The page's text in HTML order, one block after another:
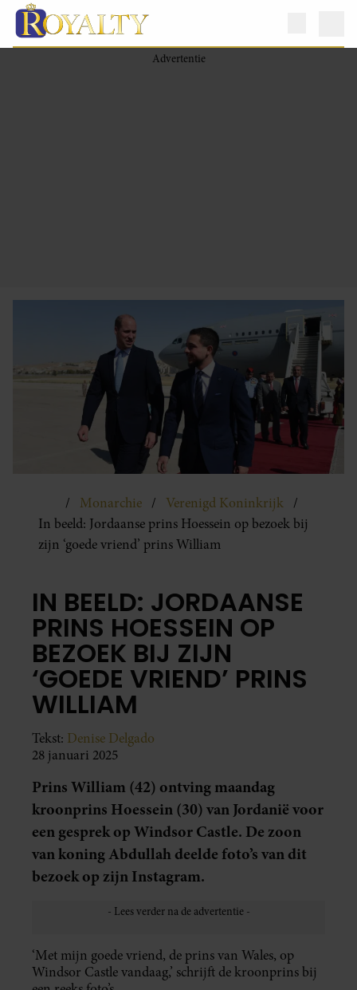
Monarchie
Verenigd Koninkrijk
In beeld: Jordaanse prins Hoessein op bezoek bij
zijn ‘goede vriend’ prins William
IN BEELD: JORDAANSE
PRINS HOESSEIN OP
BEZOEK BIJ ZIJN
‘GOEDE VRIEND’ PRINS
WILLIAM
Tekst: Denise Delgado
28 januari 2025
Prins William (42) ontving maandag
kroonprins Hoessein (30) van Jordanië voor
een gesprek op Windsor Castle. De zoon
van koning Abdullah deelde foto’s van dit
bezoek op zijn Instagram.
‘Met mijn goede vriend, de prins van Wales, op
Windsor Castle vandaag,’ schrijft de kroonprins bij